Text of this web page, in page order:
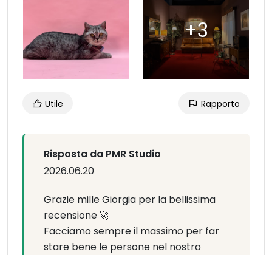
Utile Rapporto
Risposta da PMR Studio
2026.06.20
Grazie mille Giorgia per la bellissima
recensione 🚀
Facciamo sempre il massimo per far
stare bene le persone nel nostro